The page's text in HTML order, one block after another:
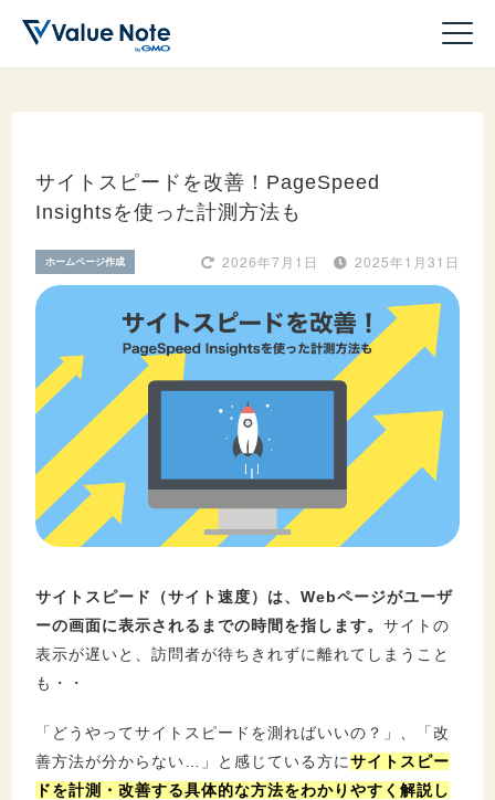
ドメイン
サーバー
ホームページ作成
WordPress
収益化
セキュリティ
サイトスピードを改善！PageSpeed
Insightsを使った計測方法も
2025年1月31日
2026年7月1日
ホームページ作成
サイトスピード（サイト速度）は、Webページがユーザ
ーの画面に表示されるまでの時間を指します。 サイトの
表示が遅いと、訪問者が待ちきれずに離れてしまうこと
も・・
「どうやってサイトスピードを測ればいいの？」、「改
善方法が分からない…」と感じている方にサイトスピー
ドを計測・改善する具体的な方法をわかりやすく解説し